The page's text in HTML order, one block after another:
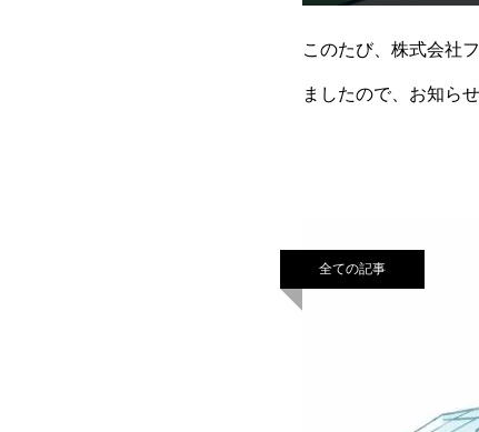
このたび、株式会社
ましたので、お知ら
全ての記事